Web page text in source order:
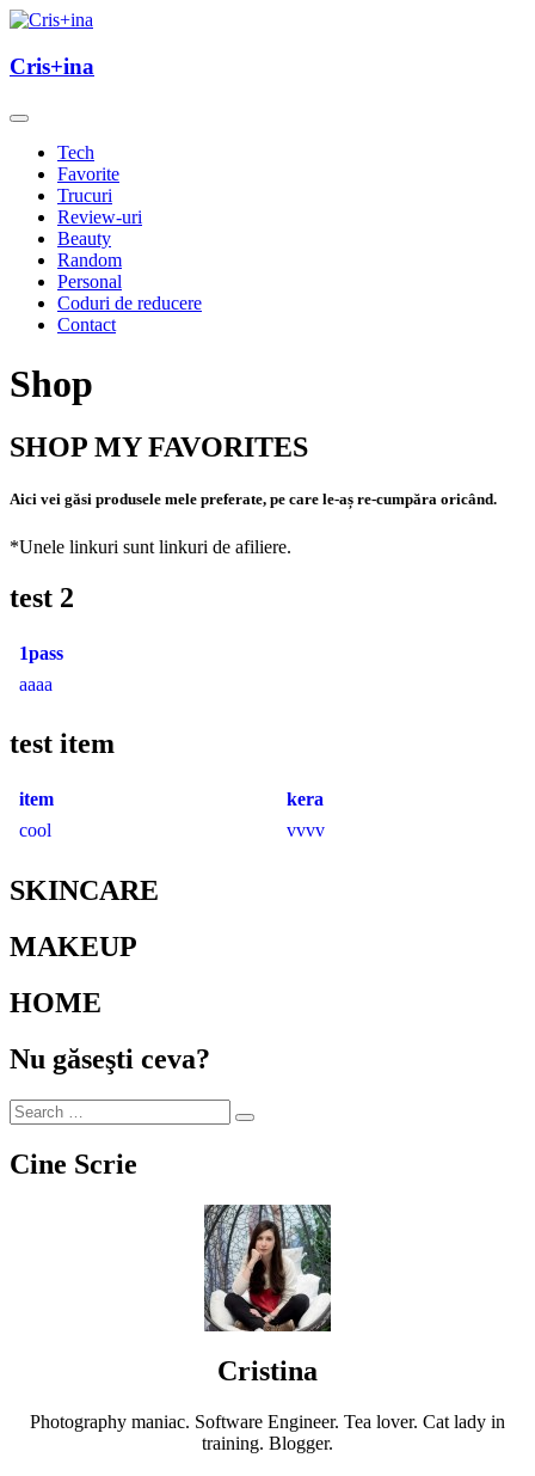
Skip
content
Cris+ina
Cris+ina
Tech
Favorite
Trucuri
Review-uri
Beauty
Random
Personal
Coduri de reducere
Contact
Shop
SHOP MY FAVORITES
Aici vei găsi produsele mele preferate, pe care le-aș re-cumpăra oricând.
*Unele linkuri sunt linkuri de afiliere.
test 2
1pass
aaaa
test item
item
cool
kera
vvvv
SKINCARE
MAKEUP
HOME
Nu găseşti ceva?
Cine Scrie
Cristina
Photography maniac. Software Engineer. Tea lover. Cat lady in
training. Blogger.